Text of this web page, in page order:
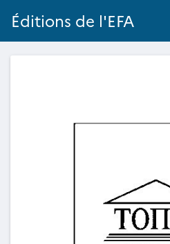
Éditions de l'EFA